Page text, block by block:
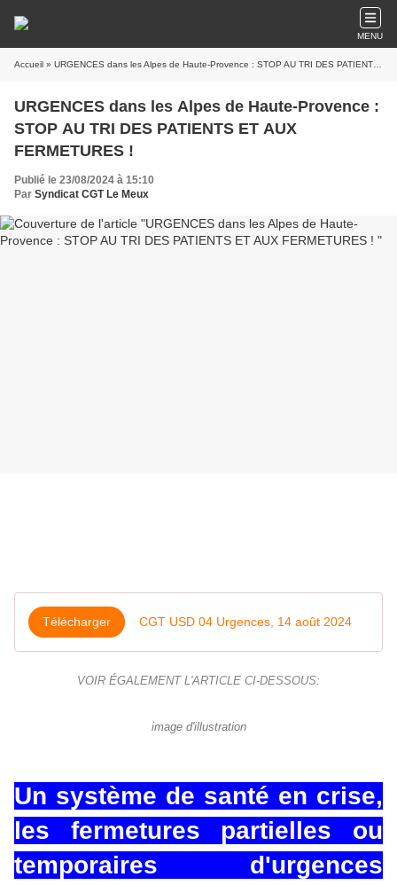
MENU
Accueil » URGENCES dans les Alpes de Haute-Provence : STOP AU TRI DES PATIENTS ET AUX FERMETURES !
URGENCES dans les Alpes de Haute-Provence :
STOP AU TRI DES PATIENTS ET AUX
FERMETURES !
Publié le 23/08/2024 à 15:10
Par Syndicat CGT Le Meux
Télécharger CGT USD 04 Urgences, 14 août 2024
VOIR ÉGALEMENT L'ARTICLE CI-DESSOUS:
image d'illustration
Un système de santé en crise,
les fermetures partielles ou
temporaires d'urgences